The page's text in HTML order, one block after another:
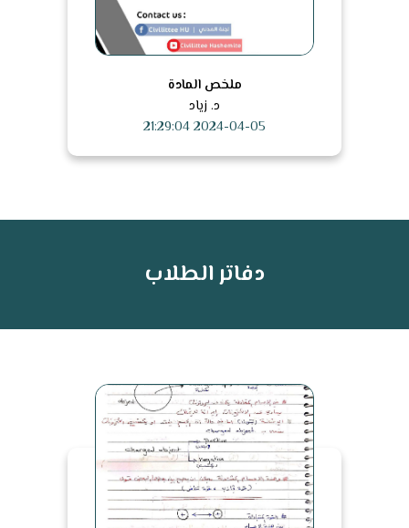
ملخص المادة
د. زياد
2024-04-05 21:29:04
دفاتر الطلاب